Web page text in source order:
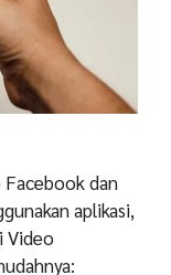
dan
aplikasi,
Video